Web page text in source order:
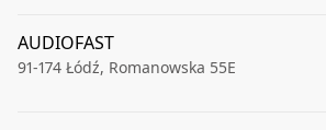
AUDIOFAST
91-174 Łódź, Romanowska 55E